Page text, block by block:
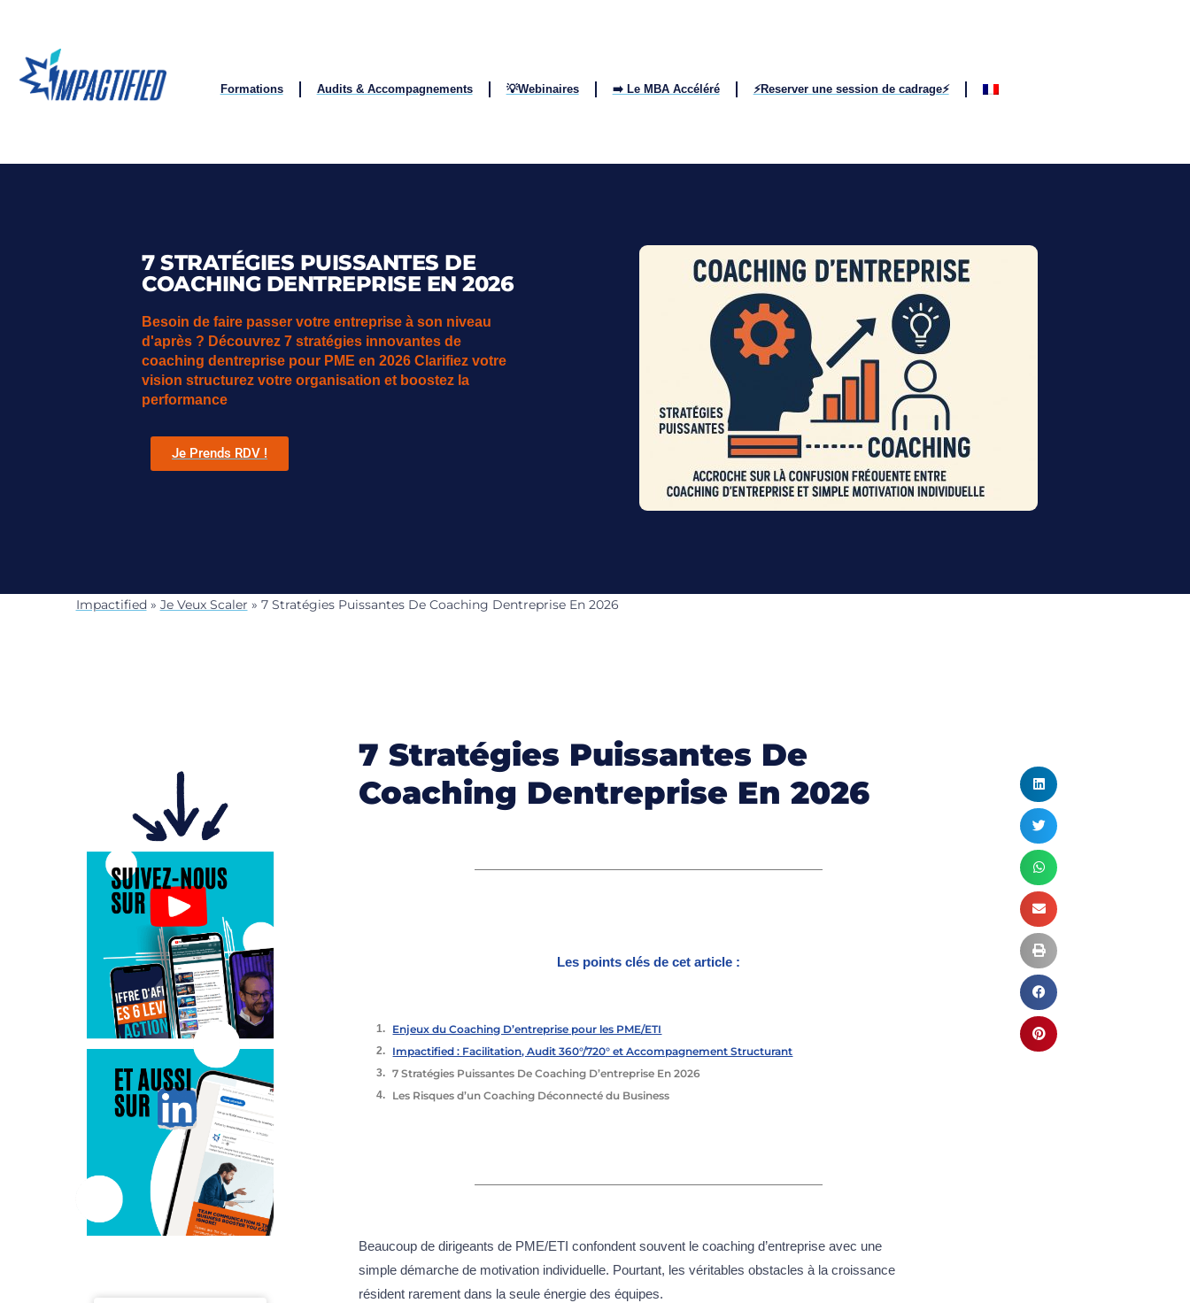
Formations Audits & Accompagnements 💡Webinaires ➡️ Le MBA Accéléré ⚡Reserver une session de cadrage⚡
7 STRATÉGIES PUISSANTES DE
COACHING DENTREPRISE EN 2026
Besoin de faire passer votre entreprise à son niveau
d'après ? Découvrez 7 stratégies innovantes de
coaching dentreprise pour PME en 2026 Clarifiez votre
vision structurez votre organisation et boostez la
performance
Je Prends RDV !
Impactified » Je Veux Scaler » 7 Stratégies Puissantes De Coaching Dentreprise En 2026
7 Stratégies Puissantes De
Coaching Dentreprise En 2026
Les points clés de cet article :
Enjeux du Coaching D’entreprise pour les PME/ETI
Impactified : Facilitation, Audit 360°/720° et Accompagnement Structurant
7 Stratégies Puissantes De Coaching D’entreprise En 2026
Les Risques d’un Coaching Déconnecté du Business
Beaucoup de dirigeants de PME/ETI confondent souvent le coaching d’entreprise avec une
simple démarche de motivation individuelle. Pourtant, les véritables obstacles à la croissance
résident rarement dans la seule énergie des équipes.